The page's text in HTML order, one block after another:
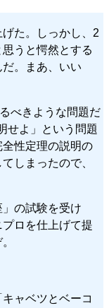
げた。しっかし、2
うと愕然とする
。まあ、いい
べきような問題だ
せよ」という問題
性定理の説明の
しまったので、
の試験を受け
ロを仕上げて提
ャベツとベーコ